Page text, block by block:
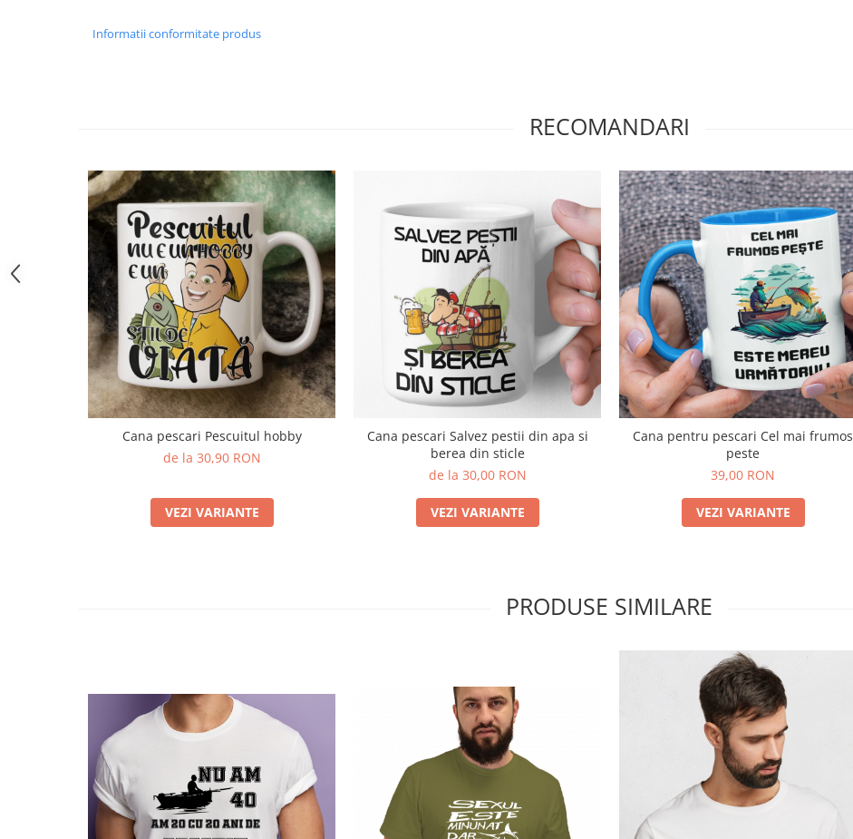
Informatii conformitate produs
RECOMANDARI
Cana pescari Pescuitul hobby
de la 30,90 RON
VEZI VARIANTE
Cana pescari Salvez pestii din apa si
berea din sticle
de la 30,00 RON
VEZI VARIANTE
Cana pentru pescari Cel mai frumos
peste
39,00 RON
VEZI VARIANTE
PRODUSE SIMILARE